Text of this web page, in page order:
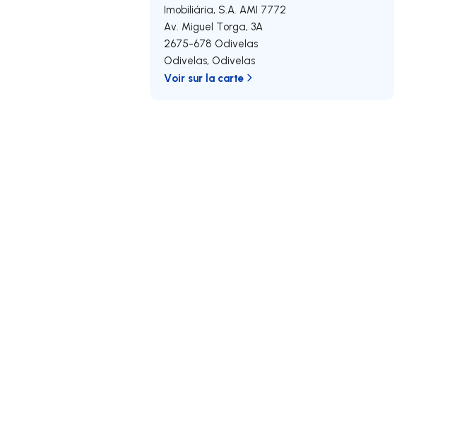
Imobiliária, S.A. AMI 7772
Av. Miguel Torga, 3A
2675-678 Odivelas
Odivelas, Odivelas
Voir sur la carte